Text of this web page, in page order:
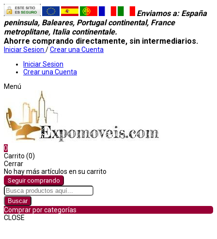
Enviamos a: España
peninsula, Baleares, Portugal continental, France
metroplitane, Italia continentale.
Ahorre comprando directamente, sin intermediarios.
Iniciar Sesion /Crear una Cuenta
Iniciar Sesion
Crear una Cuenta
Menú
0
Carrito (0)
Cerrar
No hay más artículos en su carrito
Seguir comprando
Buscar
Comprar por categorías
CLOSE